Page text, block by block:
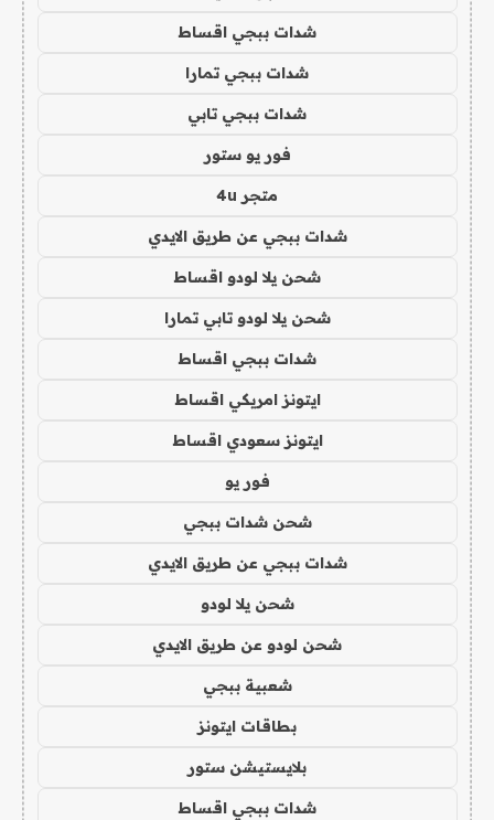
شدات ببجي اقساط
شدات ببجي تمارا
شدات ببجي تابي
فور يو ستور
متجر 4u
شدات ببجي عن طريق الايدي
شحن يلا لودو اقساط
شحن يلا لودو تابي تمارا
شدات ببجي اقساط
ايتونز امريكي اقساط
ايتونز سعودي اقساط
فور يو
شحن شدات ببجي
شدات ببجي عن طريق الايدي
شحن يلا لودو
شحن لودو عن طريق الايدي
شعبية ببجي
بطاقات ايتونز
بلايستيشن ستور
شدات ببجي اقساط